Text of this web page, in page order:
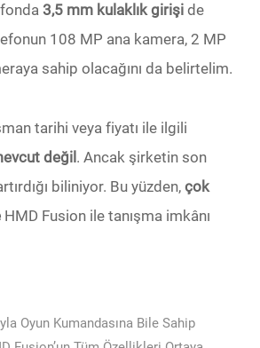
3,5 mm kulaklık girişi de
108 MP ana kamera, 2 MP
sahip olacağını da belirtelim.
tarihi veya fiyatı ile ilgili
değil . Ancak şirketin son
biliniyor. Bu yüzden, çok
HMD Fusion ile tanışma imkânı
Oyun Kumandasına Bile Sahip